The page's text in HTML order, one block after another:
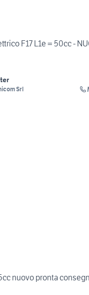
F17 L1e = 50cc -
Srl
nuovo pronta